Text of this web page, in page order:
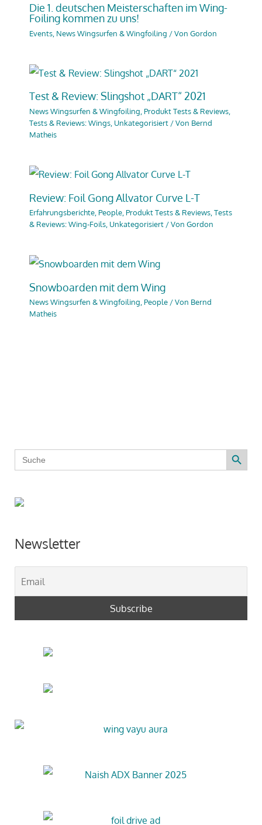
Die 1. deutschen Meisterschaften im Wing-
Foiling kommen zu uns!
Events, News Wingsurfen & Wingfoiling / Von Gordon
Test & Review: Slingshot „DART“ 2021
News Wingsurfen & Wingfoiling Produkt Tests & Reviews,
Tests & Reviews: Wings, Unkategorisiert/ Von Bernd
Matheis
Review: Foil Gong Allvator Curve L-T
Erfahrungsberichte, People, Produkt Tests & Reviews, Tests
& Reviews: Wing-Foils, Unkategorisiert/ Von Gordon
Snowboarden mit dem Wing
News Wingsurfen & Wingfoiling People/ Von Bernd
Matheis
Search
for:
Search Button
Newsletter